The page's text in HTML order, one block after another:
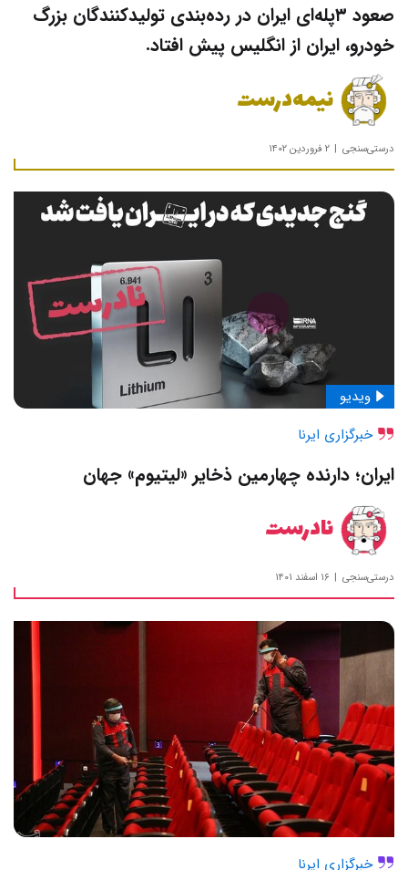
صعود ۳پله‌ای ایران در رده‌بندی تولیدکنندگان بزرگ
خودرو، ایران از انگلیس پیش افتاد.
نیمه‌درست
درستی‌سنجی ۲ فروردین ۱۴۰۲
خبرگزاری ایرنا
ویدیو
ایران؛ دارنده چهارمین ذخایر «لیتیوم» جهان
نادرست
درستی‌سنجی ۱۶ اسفند ۱۴۰۱
خبرگزاری ایرنا